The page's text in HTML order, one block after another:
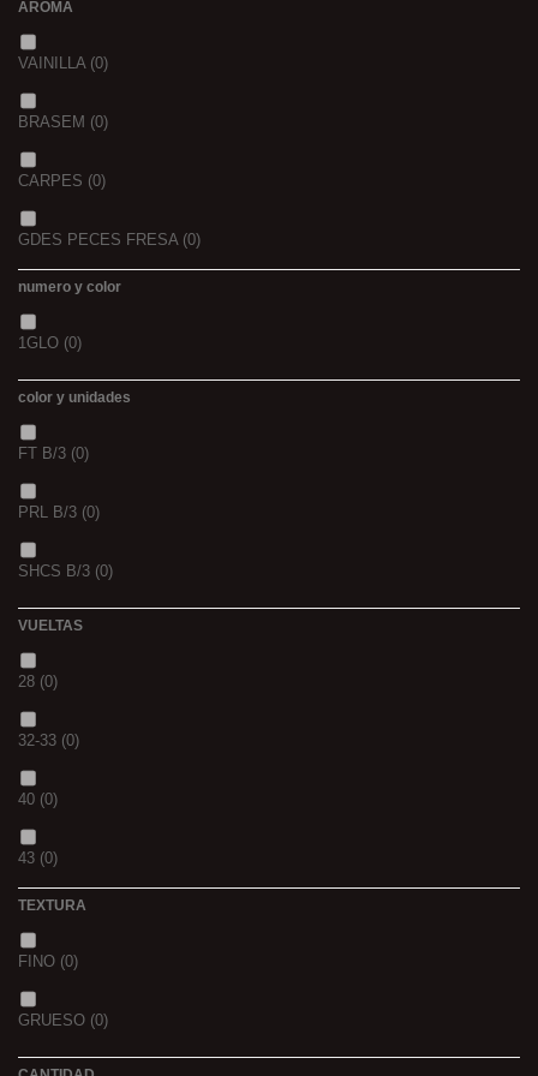
2,3
AROMA
VAINILLA(0)
BRASEM (0)
CARPES (0)
GDES PECES FRESA(0)
GDES. PECES MAIZ
GDES. PECES SCOPEX
PIÑA
SCOPEX
TUTTI
FRESA
MIEL(0)
OCEAN LIVER
GOLDEN X
numero y color
1GLO (0)
color y unidades
FT B/3 (0)
PRL B/3 (0)
SHCS B/3 (0)
VUELTAS
28 (0)
32-33 (0)
40 (0)
43 (0)
TEXTURA
FINO (0)
GRUESO (0)